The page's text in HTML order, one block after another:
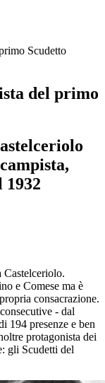
Scudetto
del primo
1932
Castelceriolo.
e Comese ma è
consacrazione.
- dal
194 presenze e ben
protagonista dei
gli Scudetti del